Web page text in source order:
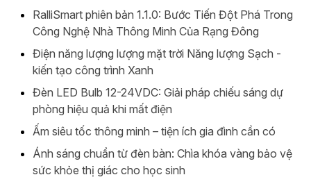
RalliSmart phiên bản 1.1.0: Bước Tiến Đột Phá Trong
Công Nghệ Nhà Thông Minh Của Rạng Đông
Điện năng lượng lượng mặt trời Năng lượng Sạch -
kiến tạo công trình Xanh
Đèn LED Bulb 12-24VDC: Giải pháp chiếu sáng dự
phòng hiệu quả khi mất điện
Ấm siêu tốc thông minh – tiện ích gia đình cần có
Ánh sáng chuẩn từ đèn bàn: Chìa khóa vàng bảo vệ
sức khỏe thị giác cho học sinh